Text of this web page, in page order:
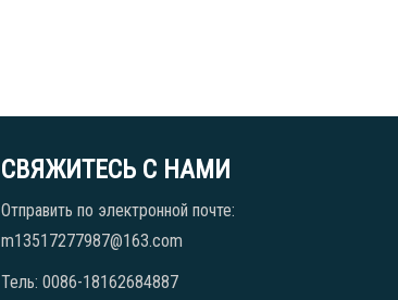
СВЯЖИТЕСЬ С НАМИ
Отправить по электронной почте:
m13517277987@163.com
Тель: 0086-18162684887